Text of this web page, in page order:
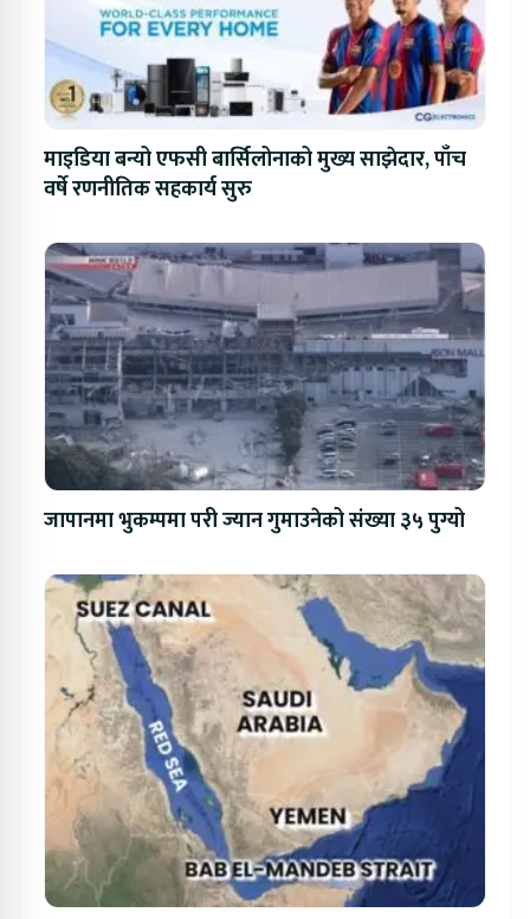
माइडिया बन्यो एफसी बार्सिलोनाको मुख्य साझेदार, पाँच
वर्षे रणनीतिक सहकार्य सुरु
जापानमा भुकम्पमा परी ज्यान गुमाउनेको संख्या ३५ पुग्यो